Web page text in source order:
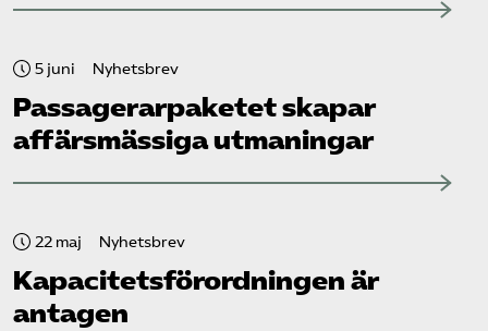
5 juni Nyhetsbrev
Passagerarpaketet skapar
affärsmässiga utmaningar
22 maj Nyhetsbrev
Kapacitets­förordningen är
antagen